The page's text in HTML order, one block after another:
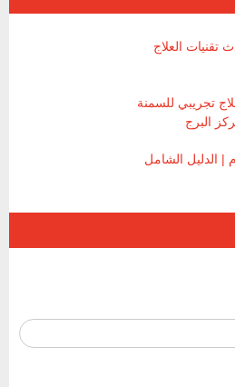
تقنيات العلاج
تجريبي للسمنة
البرج
| الدليل الشامل